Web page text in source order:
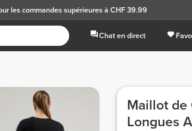
les commandes supérieures à CHF 39.99
Chat en direct
Maillot de
Longues